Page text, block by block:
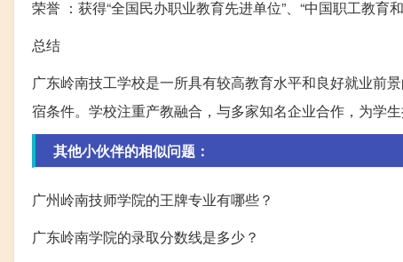
荣誉 ：获得“全国民办职业教育先进单位”、“中国职工教育
总结
广东岭南技工学校是一所具有较高教育水平和良好就业前
宿条件。学校注重产教融合，与多家知名企业合作，为学生
其他小伙伴的相似问题：
广州岭南技师学院的王牌专业有哪些？
广东岭南学院的录取分数线是多少？